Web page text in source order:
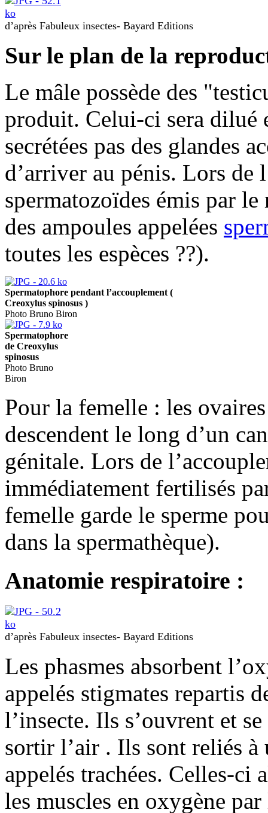
d’après Fabuleux insectes- Bayard Editions
Sur le plan de la
Le mâle possède des
produit. Celui-ci sera dilué
secrétées pas des glandes
d’arriver au pénis. Lors de
spermatozoïdes émis par
des ampoules appelées
toutes les espèces ??).
Spermatophore pendant l’accouplement (
Creoxylus spinosus )
Photo Bruno Biron
Spermatophore
de Creoxylus
spinosus
Photo Bruno
Biron
Pour la femelle : les
descendent le long d’un
génitale. Lors de
immédiatement fertilisés
femelle garde le sperme
dans la spermathèque).
Anatomie respiratoire :
d’après Fabuleux insectes- Bayard Editions
Les phasmes absorbent
appelés stigmates repartis
l’insecte. Ils s’ouvrent et
sortir l’air . Ils sont reliés à
appelés trachées. Celles-ci
les muscles en oxygène